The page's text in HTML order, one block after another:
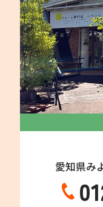
愛知県み